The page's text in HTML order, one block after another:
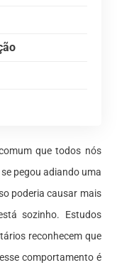
que todos nós
pegou adiando uma
poderia causar mais
sozinho. Estudos
reconhecem que
comportamento é